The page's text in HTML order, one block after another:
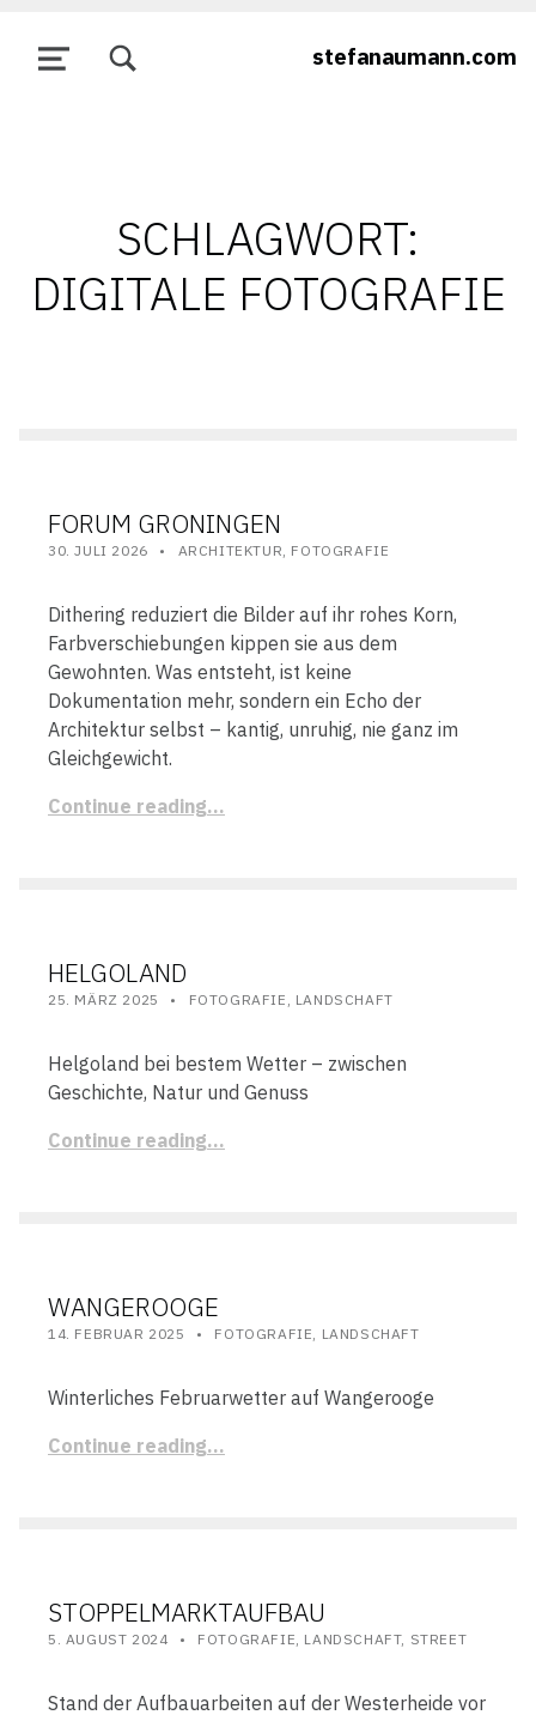
stefanaumann.com
MENU
SCHLAGWORT:
DIGITALE FOTOGRAFIE
FORUM GRONINGEN
30. JULI 2026 WRITTEN BY:
STEFAN
ARCHITEKTUR FOTOGRAFIE
Dithering reduziert die Bilder auf ihr rohes Korn,
Farbverschiebungen kippen sie aus dem
Gewohnten. Was entsteht, ist keine
Dokumentation mehr, sondern ein Echo der
Architektur selbst – kantig, unruhig, nie ganz im
Gleichgewicht.
Continue reading…
HELGOLAND
POSTED ON:
25. MÄRZ 2025 WRITTEN BY:
STEFAN
FOTOGRAFIE LANDSCHAFT
Helgoland bei bestem Wetter – zwischen
Geschichte, Natur und Genuss
Continue reading…
WANGEROOGE
14. FEBRUAR 2025 WRITTEN BY:
STEFAN
FOTOGRAFIE LANDSCHAFT
Winterliches Februarwetter auf Wangerooge
Continue reading…
STOPPELMARKTAUFBAU
5. AUGUST 2024 WRITTEN BY:
STEFAN
FOTOGRAFIE LANDSCHAFT, STREET
Stand der Aufbauarbeiten auf der Westerheide vor